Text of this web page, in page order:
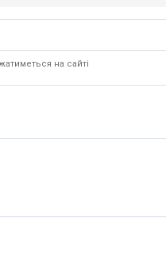
на сайті